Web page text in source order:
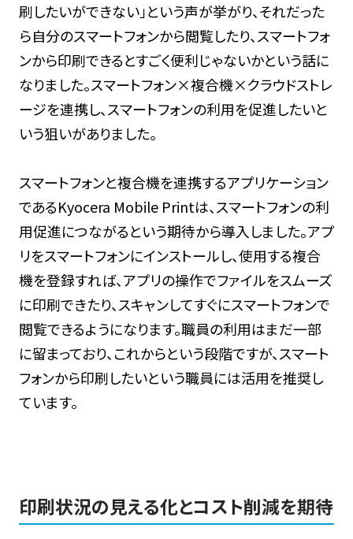
刷したいができない」という声が挙がり、それだった
ら自分のスマートフォンから閲覧したり、スマートフォ
ンから印刷できるとすごく便利じゃないかという話に
なりました。スマートフォン×複合機×クラウドストレ
ージを連携し、スマートフォンの利用を促進したいと
いう狙いがありました。
スマートフォンと複合機を連携するアプリケーション
であるKyocera Mobile Printは、スマートフォンの利
用促進につながるという期待から導入しました。アプ
リをスマートフォンにインストールし、使用する複合
機を登録すれば、アプリの操作でファイルをスムーズ
に印刷できたり、スキャンしてすぐにスマートフォンで
閲覧できるようになります。職員の利用はまだ一部
に留まっており、これからという段階ですが、スマート
フォンから印刷したいという職員には活用を推奨し
ています。
印刷状況の見える化とコスト削減を期待